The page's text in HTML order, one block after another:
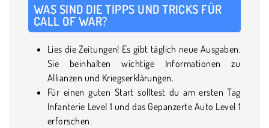
WAS SIND DIE TIPPS UND TRICKS FÜR
CALL OF WAR?
Lies die Zeitungen! Es gibt täglich neue Ausgaben.
Sie beinhalten wichtige Informationen zu
Allianzen und Kriegserklärungen.
Für einen guten Start solltest du am ersten Tag
Infanterie Level 1 und das Gepanzerte Auto Level 1
erforschen.